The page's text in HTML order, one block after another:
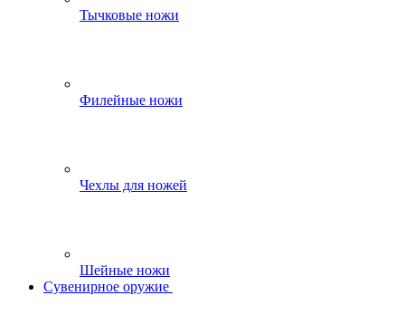
Тычковые ножи
Филейные ножи
Чехлы для ножей
Шейные ножи
Сувенирное оружие